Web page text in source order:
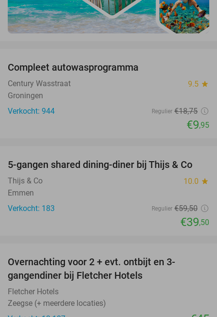
Compleet autowasprogramma
Century Wasstraat 9.5 star
Groningen
Verkocht: 944
Regulier €18,75
€9,95
34%
5-gangen shared dining-diner bij Thijs & Co
Thijs & Co 10.0 star
Emmen
Verkocht: 183
Regulier €59,50
€39,50
Overnachting voor 2 + evt. ontbijt en 3-
gangendiner bij Fletcher Hotels
Fletcher Hotels
Zeegse (+ meerdere locaties)